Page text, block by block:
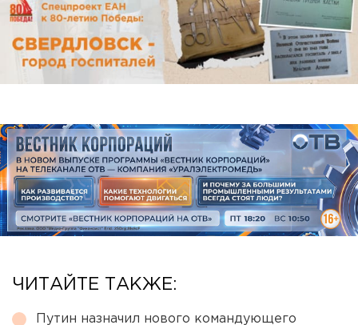
ЧИТАЙТЕ ТАКЖЕ:
Путин назначил нового командующего